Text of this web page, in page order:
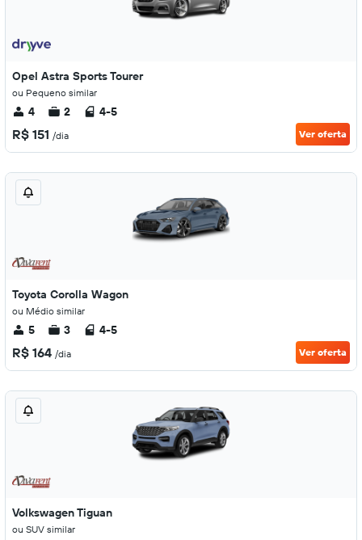
Opel Astra Sports Tourer
ou Pequeno similar
4 2 4-5
R$ 151 /dia Ver oferta
Toyota Corolla Wagon
ou Médio similar
5 3 4-5
R$ 164 /dia Ver oferta
Volkswagen Tiguan
ou SUV similar